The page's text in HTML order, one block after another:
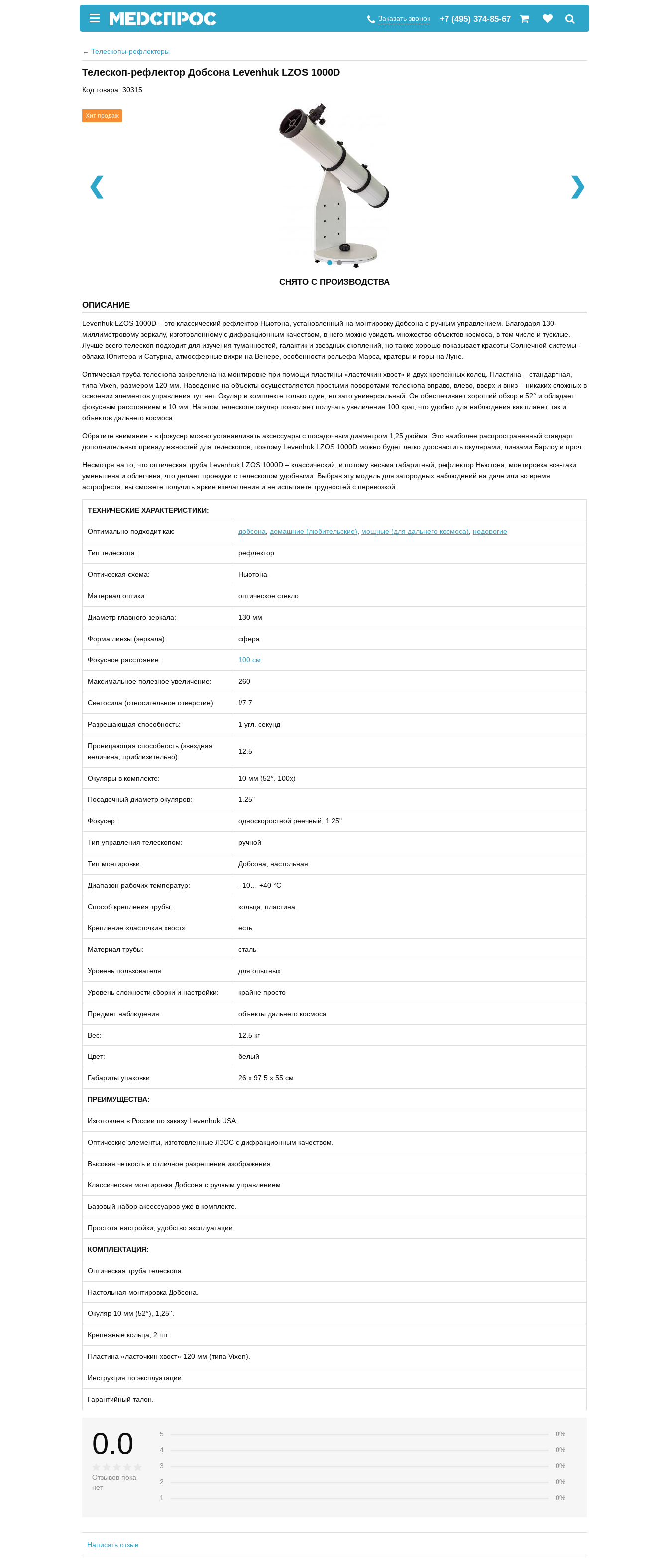
Заказать звонок +7 (495) 374-85-67
← Телескопы-рефлекторы
Телескоп-рефлектор Добсона Levenhuk LZOS 1000D
Код товара: 30315
Хит продаж
❮ ❯
СНЯТО С ПРОИЗВОДСТВА
ОПИСАНИЕ
Levenhuk LZOS 1000D – это классический рефлектор Ньютона, установленный на монтировку Добсона с ручным управлением. Благодаря 130-
миллиметровому зеркалу, изготовленному с дифракционным качеством, в него можно увидеть множество объектов космоса, в том числе и тусклые.
Лучше всего телескоп подходит для изучения туманностей, галактик и звездных скоплений, но также хорошо показывает красоты Солнечной системы -
облака Юпитера и Сатурна, атмосферные вихри на Венере, особенности рельефа Марса, кратеры и горы на Луне.
Оптическая труба телескопа закреплена на монтировке при помощи пластины «ласточкин хвост» и двух крепежных колец. Пластина – стандартная,
типа Vixen, размером 120 мм. Наведение на объекты осуществляется простыми поворотами телескопа вправо, влево, вверх и вниз – никаких сложных в
освоении элементов управления тут нет. Окуляр в комплекте только один, но зато универсальный. Он обеспечивает хороший обзор в 52° и обладает
фокусным расстоянием в 10 мм. На этом телескопе окуляр позволяет получать увеличение 100 крат, что удобно для наблюдения как планет, так и
объектов дальнего космоса.
Обратите внимание - в фокусер можно устанавливать аксессуары с посадочным диаметром 1,25 дюйма. Это наиболее распространенный стандарт
дополнительных принадлежностей для телескопов, поэтому Levenhuk LZOS 1000D можно будет легко дооснастить окулярами, линзами Барлоу и проч.
Несмотря на то, что оптическая труба Levenhuk LZOS 1000D – классический, и потому весьма габаритный, рефлектор Ньютона, монтировка все-таки
уменьшена и облегчена, что делает проездки с телескопом удобными. Выбрав эту модель для загородных наблюдений на даче или во время
астрофеста, вы сможете получить яркие впечатления и не испытаете трудностей с перевозкой.
ТЕХНИЧЕСКИЕ ХАРАКТЕРИСТИКИ:
Оптимально подходит как: добсона домашние (любительские) мощные (для дальнего космоса) недорогие
Тип телескопа: рефлектор
Оптическая схема: Ньютона
Материал оптики: оптическое стекло
Диаметр главного зеркала: 130 мм
Форма линзы (зеркала): сфера
Фокусное расстояние: 100 см
Максимальное полезное увеличение: 260
Светосила (относительное отверстие): f/7.7
Разрешающая способность: 1 угл. секунд
Проницающая способность (звездная
величина, приблизительно):
12.5
Окуляры в комплекте: 10 мм (52°, 100х)
Посадочный диаметр окуляров: 1.25"
Фокусер: односкоростной реечный, 1.25"
Тип управления телескопом: ручной
Тип монтировки: Добсона, настольная
Диапазон рабочих температур: –10… +40 °С
Способ крепления трубы: кольца, пластина
Крепление «ласточкин хвост»: есть
Материал трубы: сталь
Уровень пользователя: для опытных
Уровень сложности сборки и настройки: крайне просто
Предмет наблюдения: объекты дальнего космоса
Вес: 12.5 кг
Цвет: белый
Габариты упаковки: 26 x 97.5 x 55 см
ПРЕИМУЩЕСТВА:
Изготовлен в России по заказу Levenhuk USA.
Оптические элементы, изготовленные ЛЗОС с дифракционным качеством.
Высокая четкость и отличное разрешение изображения.
Классическая монтировка Добсона с ручным управлением.
Базовый набор аксессуаров уже в комплекте.
Простота настройки, удобство эксплуатации.
КОМПЛЕКТАЦИЯ:
Оптическая труба телескопа.
Настольная монтировка Добсона.
Окуляр 10 мм (52°), 1,25''.
Крепежные кольца, 2 шт.
Пластина «ласточкин хвост» 120 мм (типа Vixen).
Инструкция по эксплуатации.
Гарантийный талон.
0.0
Отзывов пока
нет
5
0%
4
0%
3
0%
2
0%
1
0%
Написать отзыв